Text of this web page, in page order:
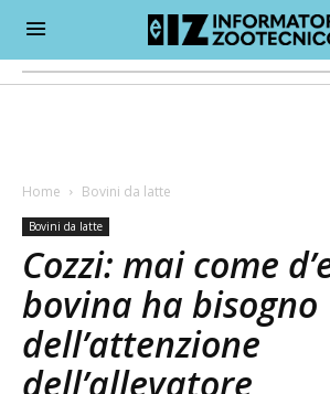
Home Bovini da latte
Bovini da latte
Cozzi: mai come
bovina ha bisogno
dell’attenzione
dell’allevatore